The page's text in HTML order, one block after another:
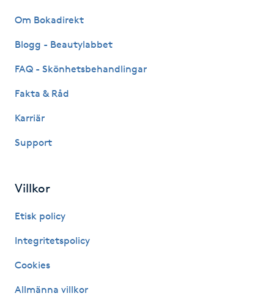
IPL hårborttagning
K
Katun fransar
Kemisk peeling
Om Bokadirekt
Blogg - Beautylabbet
FAQ - Skönhetsbehandlingar
Fakta & Råd
Karriär
Support
Villkor
Etisk policy
Integritetspolicy
Cookies
Allmänna villkor